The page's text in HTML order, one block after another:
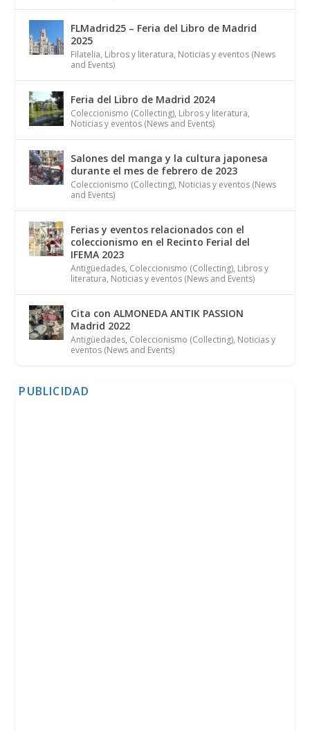
FLMadrid25 – Feria del Libro de Madrid
2025
Filatelia, Libros y literatura, Noticias y eventos (News
and Events)
Feria del Libro de Madrid 2024
Coleccionismo (Collecting), Libros y literatura,
Noticias y eventos (News and Events)
Salones del manga y la cultura japonesa
durante el mes de febrero de 2023
Coleccionismo (Collecting), Noticias y eventos (News
and Events)
Ferias y eventos relacionados con el
coleccionismo en el Recinto Ferial del
IFEMA 2023
Antigüedades, Coleccionismo (Collecting), Libros y
literatura, Noticias y eventos (News and Events)
Cita con ALMONEDA ANTIK PASSION
Madrid 2022
Antigüedades, Coleccionismo (Collecting), Noticias y
eventos (News and Events)
PUBLICIDAD